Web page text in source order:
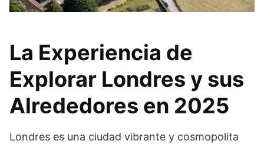
La Experiencia de
Explorar Londres y sus
Alrededores en 2025
Londres es una ciudad vibrante y cosmopolita